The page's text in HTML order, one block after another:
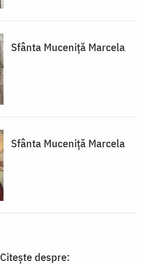
Sfânta Muceniță Marcela
Sfânta Muceniță Marcela
Citește despre: